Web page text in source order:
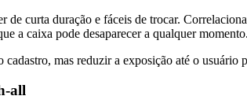
de curta duração e fáceis de trocar.
a caixa pode desaparecer a qualquer momento.
mas reduzir a exposição até o
all